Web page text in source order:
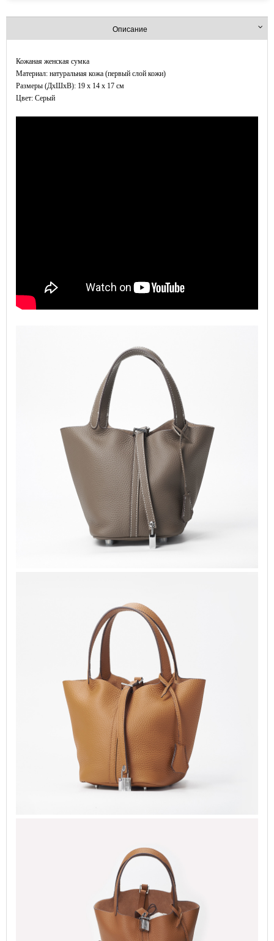
Описание
Кожаная женская сумка
Материал: натуральная кожа (первый слой кожи)
Размеры (ДxШхВ): 19 x 14 x 17 см
Цвет: Серый